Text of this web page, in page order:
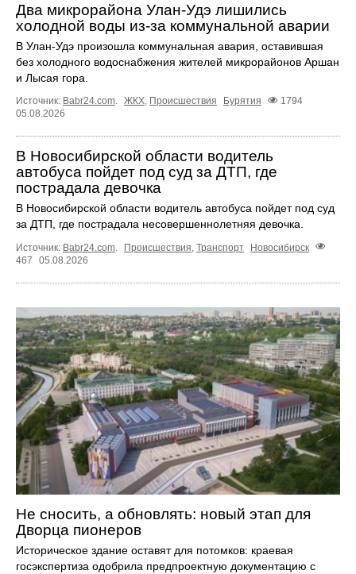
Два микрорайона Улан-Удэ лишились
холодной воды из-за коммунальной аварии
В Улан-Удэ произошла коммунальная авария, оставившая
без холодного водоснабжения жителей микрорайонов Аршан
и Лысая гора.
Источник: Babr24.com. ЖКХ, Происшествия Бурятия
1794
05.08.2026
В Новосибирской области водитель
автобуса пойдет под суд за ДТП, где
пострадала девочка
В Новосибирской области водитель автобуса пойдет под суд
за ДТП, где пострадала несовершеннолетняя девочка.
Источник: Babr24.com Происшествия Транспорт
Новосибирск
467
05.08.2026
Не сносить, а обновлять: новый этап для
Дворца пионеров
Историческое здание оставят для потомков: краевая
госэкспертиза одобрила предпроектную документацию с